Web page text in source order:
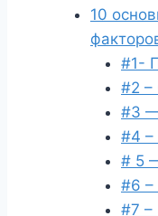
10
#1-
#2 –
#3 —
#4 –
# 5
#6 –
#7 –